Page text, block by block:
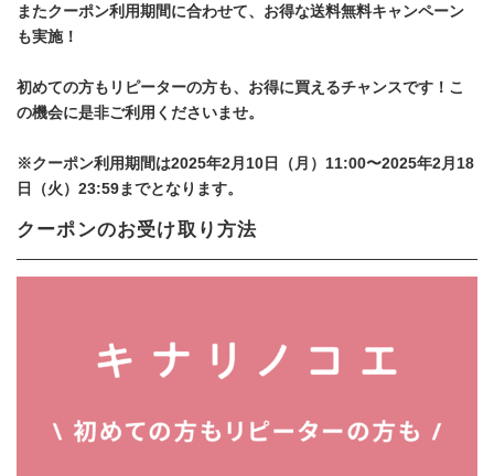
またクーポン利用期間に合わせて、お得な送料無料キャンペーン
も実施！
初めての方もリピーターの方も、お得に買えるチャンスです！こ
の機会に是非ご利用くださいませ。
※クーポン利用期間は2025年2月10日（月）11:00〜2025年2月18
日（火）23:59までとなります。
クーポンのお受け取り方法